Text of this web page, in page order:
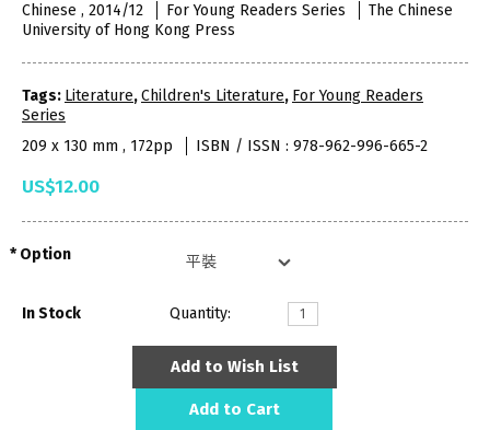
Chinese , 2014/12 For Young Readers Series
The Chinese
University of Hong Kong Press
Tags: Literature,Children's Literature, For Young Readers
Series
209 x 130 mm , 172pp
ISBN / ISSN : 978-962-996-665-2
US$12.00
Option
In Stock Quantity:
Add to Wish List
Add to Cart